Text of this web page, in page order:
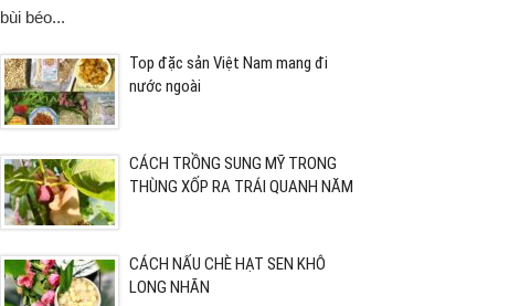
bùi béo...
Top đặc sản Việt Nam mang đi
nước ngoài
CÁCH TRỒNG SUNG MỸ TRONG
THÙNG XỐP RA TRÁI QUANH NĂM
CÁCH NẤU CHÈ HẠT SEN KHÔ
LONG NHÃN